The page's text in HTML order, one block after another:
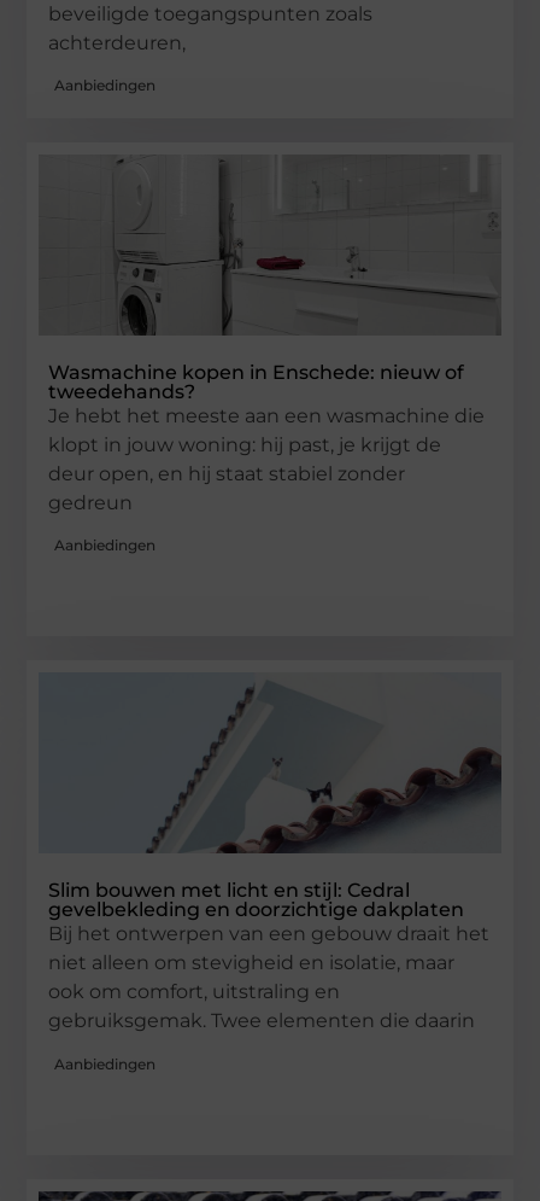
beveiligde toegangspunten zoals
achterdeuren,
Aanbiedingen
Wasmachine kopen in Enschede: nieuw of
tweedehands?
Je hebt het meeste aan een wasmachine die
klopt in jouw woning: hij past, je krijgt de
deur open, en hij staat stabiel zonder
gedreun
Aanbiedingen
Slim bouwen met licht en stijl: Cedral
gevelbekleding en doorzichtige dakplaten
Bij het ontwerpen van een gebouw draait het
niet alleen om stevigheid en isolatie, maar
ook om comfort, uitstraling en
gebruiksgemak. Twee elementen die daarin
Aanbiedingen